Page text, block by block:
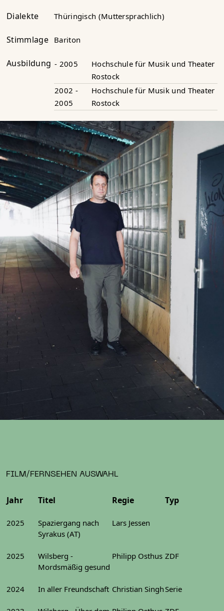
Dialekte Thüringisch (Muttersprachlich)
Stimmlage Bariton
Ausbildung - 2005
Hochschule für Musik und Theater
Rostock
2002 -
2005
Hochschule für Musik und Theater
Rostock
FILM/FERNSEHEN AUSWAHL
Jahr Titel Regie Typ
2025
Spaziergang nach
Syrakus (AT)
Lars Jessen
2025
Wilsberg -
Mordsmäßig gesund
Philipp Osthus ZDF
2024 In aller Freundschaft Christian SinghSerie